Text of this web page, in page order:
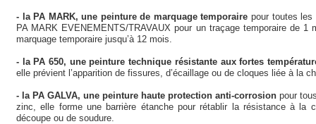
- la PA MARK, une peinture de marquage temporaire pour toutes
PA MARK EVENEMENTS/TRAVAUX pour un traçage temporaire de
marquage temporaire jusqu’à 12 mois.
- la PA 650, une peinture technique résistante aux fortes
elle prévient l’apparition de fissures, d’écaillage ou de cloques liée à la
- la PA GALVA, une peinture haute protection anti-corrosion pour
zinc, elle forme une barrière étanche pour rétablir la résistance à la
découpe ou de soudure.